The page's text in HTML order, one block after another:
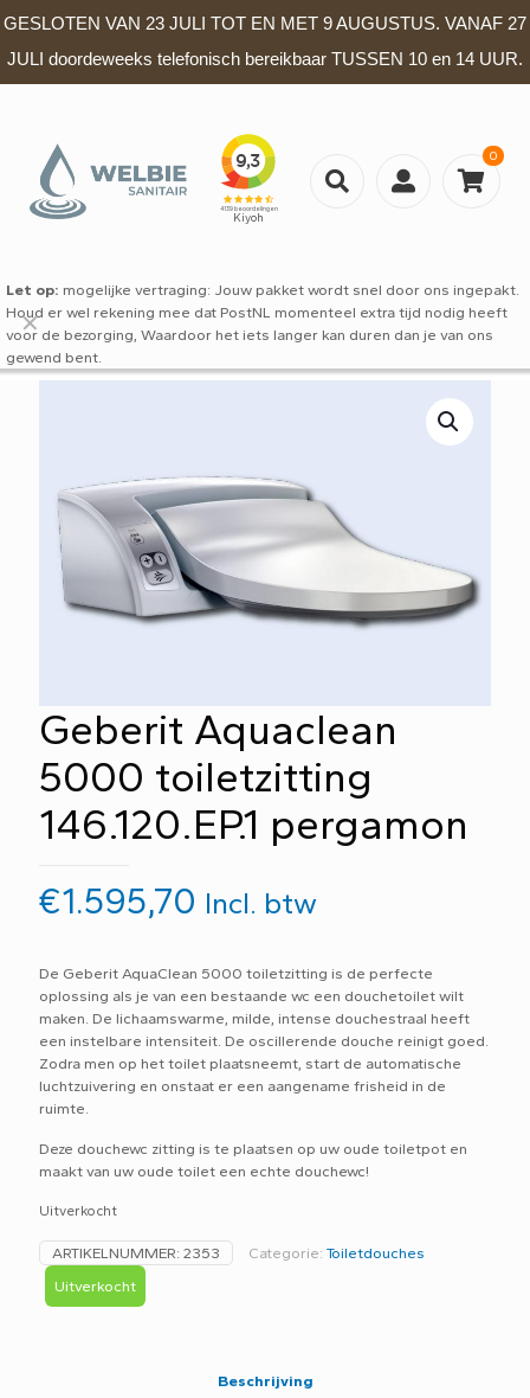
GESLOTEN VAN 23 JULI TOT EN MET 9 AUGUSTUS. VANAF 27
JULI doordeweeks telefonisch bereikbaar TUSSEN 10 en 14 UUR.
0
Let op: mogelijke vertraging: Jouw pakket wordt snel door ons ingepakt.
Houd er wel rekening mee dat PostNL momenteel extra tijd nodig heeft
voor de bezorging, Waardoor het iets langer kan duren dan je van ons
gewend bent.
✕
Geberit Aquaclean
5000 toiletzitting
146.120.EP.1 pergamon
€1.595,70 Incl. btw
De Geberit AquaClean 5000 toiletzitting is de perfecte
oplossing als je van een bestaande wc een douchetoilet wilt
maken. De lichaamswarme, milde, intense douchestraal heeft
een instelbare intensiteit. De oscillerende douche reinigt goed.
Zodra men op het toilet plaatsneemt, start de automatische
luchtzuivering en onstaat er een aangename frisheid in de
ruimte.
Deze douchewc zitting is te plaatsen op uw oude toiletpot en
maakt van uw oude toilet een echte douchewc!
Uitverkocht
ARTIKELNUMMER: 2353 Categorie: Toiletdouches
Uitverkocht
Beschrijving